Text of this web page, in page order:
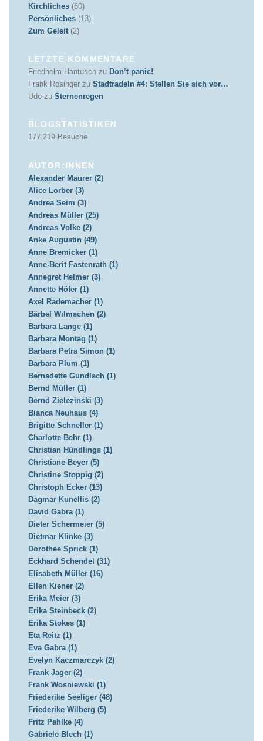
Kirchliches(60)
Persönliches(13)
Zum Geleit(2)
LETZTE KOMMENTARE
Friedhelm Hantuschzu Don’t panic!
Frank Rosingerzu Stadtradeln #4: Stellen Sie sich vor…
Udozu Sternenregen
BLOGSTATISTIKEN
177.219 Besuche
AUTOR:INNEN
Alexander Maurer (2)
Alice Lorber (3)
Andrea Seim (3)
Andreas Müller (25)
Andreas Volke (2)
Anke Augustin (49)
Anne Bremicker (1)
Anne-Berit Fastenrath (1)
Annegret Helmer (3)
Annette Höfer (1)
Axel Rademacher (1)
Bärbel Wilmschen (2)
Barbara Lange (1)
Barbara Montag (1)
Barbara Petra Simon (1)
Barbara Plum (1)
Bernadette Gundlach (1)
Bernd Müller (1)
Bernd Zielezinski (3)
Bianca Neuhaus (4)
Brigitte Schneller (1)
Charlotte Behr (1)
Christian Hündlings (1)
Christiane Beyer (5)
Christine Stoppig (2)
Christoph Ecker (13)
Dagmar Kunellis (2)
David Gabra (1)
Dieter Schermeier (5)
Dietmar Klinke (3)
Dorothee Sprick (1)
Eckhard Schendel (31)
Elisabeth Müller (16)
Ellen Kiener (2)
Erika Meier (3)
Erika Steinbeck (2)
Erika Stokes (1)
Eta Reitz (1)
Eva Gabra (1)
Evelyn Kaczmarczyk (2)
Frank Jager (2)
Frank Wosniewski (1)
Friederike Seeliger (48)
Friederike Wilberg (5)
Fritz Pahlke (4)
Gabriele Blech (1)